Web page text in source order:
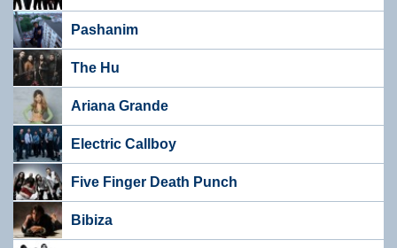
Pashanim
The Hu
Ariana Grande
Electric Callboy
Five Finger Death Punch
Bibiza